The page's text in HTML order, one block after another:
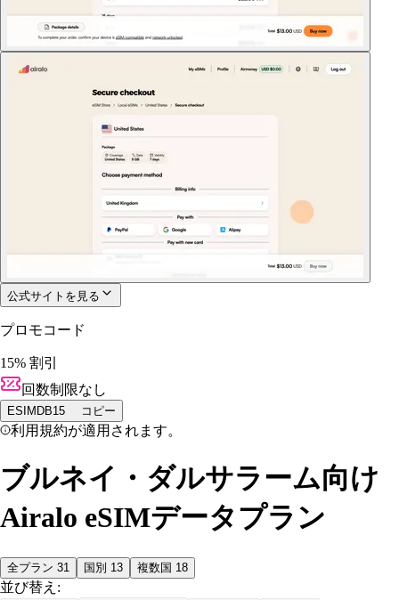
公式サイトを見る
プロモコード
15% 割引
回数制限なし
ESIMDB15 コピー
利用規約が適用されます。
ブルネイ・ダルサラーム向け
Airalo eSIMデータプラン
全プラン 31 国別 13 複数国 18
並び替え: